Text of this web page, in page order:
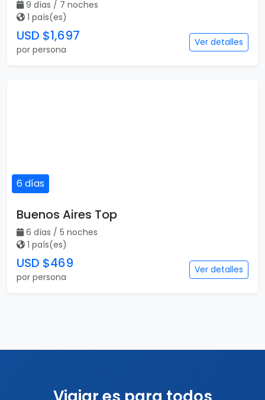
9 días / 7 noches
1 país(es)
USD $1,697
por persona
Ver detalles
6 días
Buenos Aires Top
6 días / 5 noches
1 país(es)
USD $469
por persona
Ver detalles